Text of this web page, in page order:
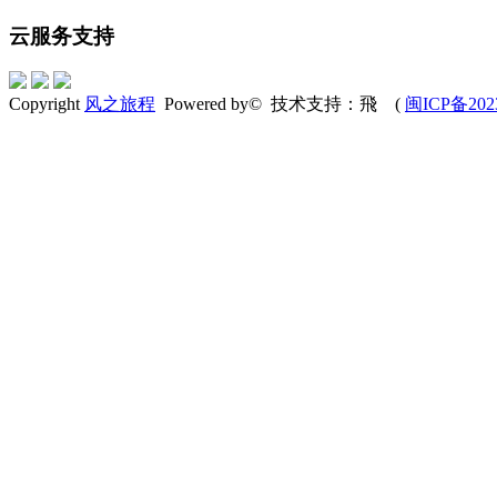
云服务支持
Copyright 风之旅程 Powered by© 技术支持：飛 ( 闽ICP备